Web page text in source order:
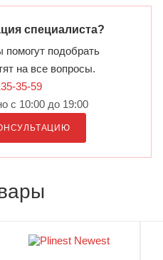
специалиста?
подобрать
на все вопросы.
35-59
с 10:00 до 19:00